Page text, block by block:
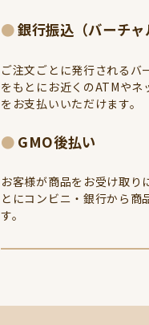
銀行振込（バーチャ
ご注文ごとに発行されるバ
をもとにお近くのATMや
をお支払いいただけます。
GMO後払い
お客様が商品をお受け取り
とにコンビニ・銀行から商
す。